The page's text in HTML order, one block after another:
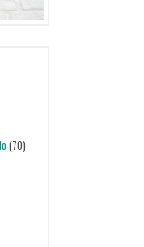
(70)